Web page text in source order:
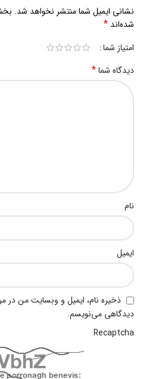
نشانی ایمیل شما منتشر نخواهد شد.
شده‌اند *
امتیاز شما
دیدگاه شما*
نام
ایمیل
ذخیره نام، ایمیل و وبسایت من در
دیدگاهی می‌نویسم.
Recaptcha